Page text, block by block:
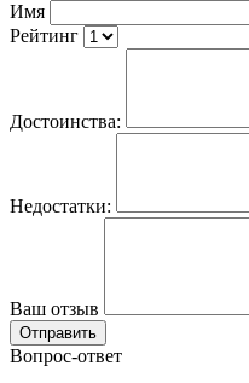
Имя
Рейтинг
Достоинства:
Недостатки:
Ваш отзыв
Отправить
Вопрос-ответ